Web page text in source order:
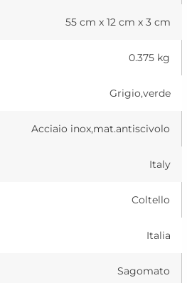
55 cm x 12 cm x 3 cm
0.375 kg
Grigio,verde
Acciaio inox,mat.antiscivolo
Italy
Coltello
Italia
Sagomato